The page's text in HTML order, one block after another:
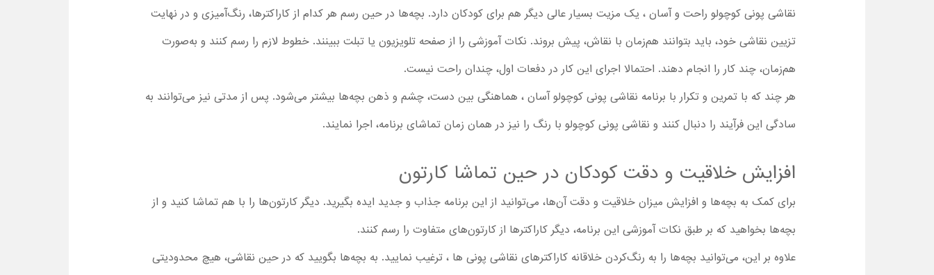
نقاشی پونی کوچولو راحت و آسان ، یک مزیت بسیار عالی دیگر هم برای کودکان دارد. بچه‌ها در حین رسم هر کدام از کاراکترها، رنگ‌آمیزی و در نهایت
تزیین نقاشی خود، باید بتوانند هم‌زمان با نقاش، پیش بروند. نکات آموزشی را از صفحه تلویزیون یا تبلت ببینند. خطوط لازم را رسم کنند و به‌صورت
هم‌زمان، چند کار را انجام دهند. احتمالا اجرای این کار در دفعات اول، چندان راحت نیست.
هر چند که با تمرین و تکرار با برنامه نقاشی پونی کوچولو آسان ، هماهنگی بین دست، چشم و ذهن بچه‌ها بیشتر می‌شود. پس از مدتی نیز می‌توانند به‌
سادگی این فرآیند را دنبال کنند و نقاشی پونی کوچولو با رنگ را نیز در همان زمان تماشای برنامه، اجرا نمایند.
افزایش خلاقیت و دقت کودکان در حین تماشا کارتون
برای کمک به بچه‌ها و افزایش میزان خلاقیت و دقت آن‌ها، می‌توانید از این برنامه جذاب و جدید ایده بگیرید. دیگر کارتون‌ها را با هم تماشا کنید و از
بچه‌ها بخواهید که بر طبق نکات آموزشی این برنامه، دیگر کاراکترها از کارتون‌های متفاوت را رسم کنند.
علاوه بر این، می‌توانید بچه‌ها را به رنگ‌کردن خلاقانه کاراکترهای نقاشی پونی ها ، ترغیب نمایید. به بچه‌ها بگویید که در حین نقاشی، هیچ محدودیتی